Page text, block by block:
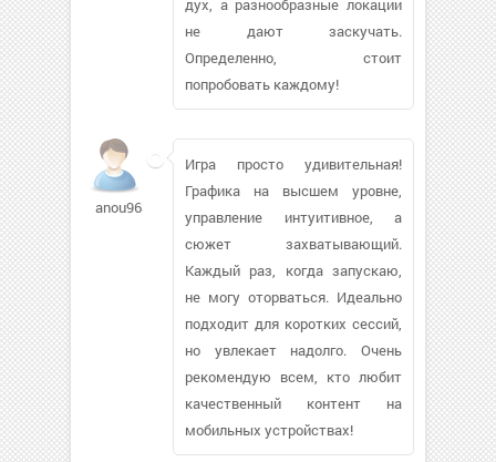
дух, а разнообразные локации
не дают заскучать.
Определенно, стоит
попробовать каждому!
anou96308
Игра просто удивительная!
Графика на высшем уровне,
управление интуитивное, а
сюжет захватывающий.
Каждый раз, когда запускаю,
не могу оторваться. Идеально
подходит для коротких сессий,
но увлекает надолго. Очень
рекомендую всем, кто любит
качественный контент на
мобильных устройствах!